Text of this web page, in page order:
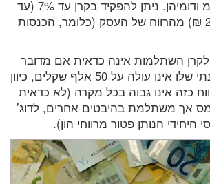
בנקאיות נוסח פק”מ ודומיהן. ניתן להפקיד בקרן עד 7% (עד
לתקרה של 236000 ₪) מהרווח של העסק (כלומר, הכנסות
לקרן השתלמות אינה כדאית אם מדובר
בעסק שהרווח השנתי שלו אינו עולה על 50 אלף שקלים, כיוון
כזה אינו גבוה בכל מקרה (לא כדאית
אך משתלמת בהיבטים אחרים, לדוג’
היחידי הנותן פטור מרווחי הון).